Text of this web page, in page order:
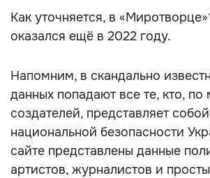
Как уточняется, в
оказался ещё в 2022 году.
Напомним, в скандально
данных попадают все те, кто,
создателей, представляет
национальной безопасности
сайте представлены данные
артистов, журналистов и